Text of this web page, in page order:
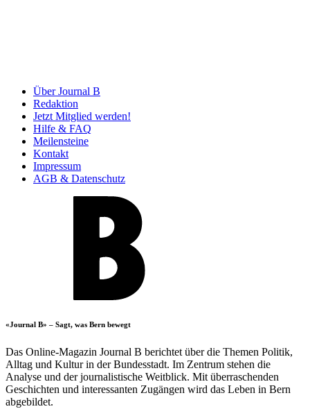
Über Journal B
Redaktion
Jetzt Mitglied werden!
Hilfe & FAQ
Meilensteine
Kontakt
Impressum
AGB & Datenschutz
«Journal B» – Sagt, was Bern bewegt
Das Online-Magazin Journal B berichtet über die Themen Politik,
Alltag und Kultur in der Bundesstadt. Im Zentrum stehen die
Analyse und der journalistische Weitblick. Mit überraschenden
Geschichten und interessanten Zugängen wird das Leben in Bern
abgebildet.